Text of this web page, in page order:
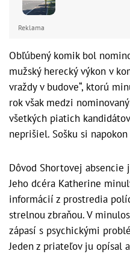
Reklama
Obľúbený komik bol
mužský herecký výkon v
vraždy v budove“, ktorú
rok však medzi
všetkých piatich
neprišiel. Sošku si
Dôvod Shortovej absencie
Jeho dcéra Katherine
informácií z prostredia
strelnou zbraňou. V
zápasí s psychickými
Jeden z priateľov ju opísal